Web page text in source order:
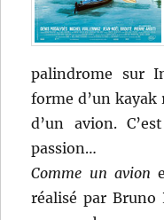
palindrome sur
forme d’un kayak
d’un avion.
passion…
Comme un avion
réalisé par Bruno